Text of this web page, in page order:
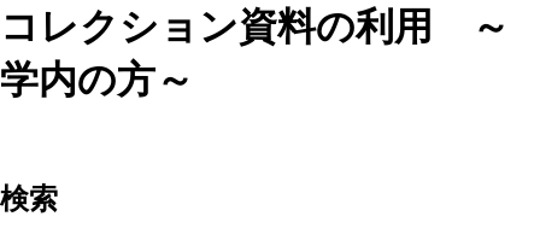
コレクション資料の利用 ～
学内の方～
検索